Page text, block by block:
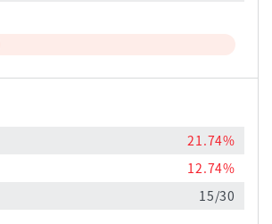
21.74%
12.74%
15/30